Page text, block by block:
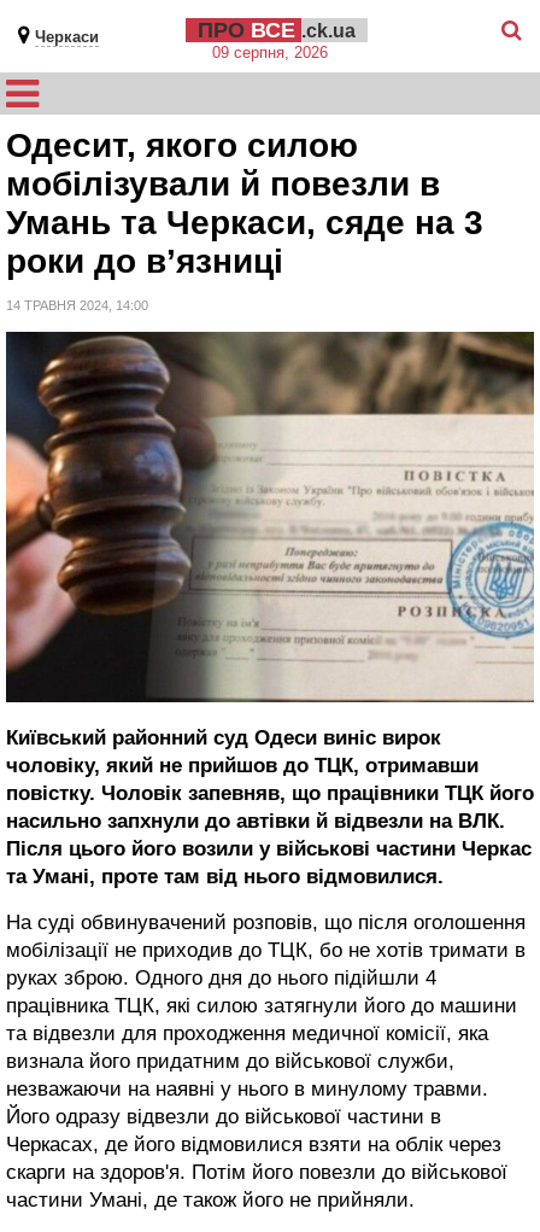
Черкаси ПРО ВСЕ .ck.ua
09 серпня, 2026
Одесит, якого силою
мобілізували й повезли в
Умань та Черкаси, сяде на 3
роки до в’язниці
14 ТРАВНЯ 2024, 14:00
Київський районний суд Одеси виніс вирок
чоловіку, який не прийшов до ТЦК, отримавши
повістку. Чоловік запевняв, що працівники ТЦК його
насильно запхнули до автівки й відвезли на ВЛК.
Після цього його возили у військові частини Черкас
та Умані, проте там від нього відмовилися.
На суді обвинувачений розповів, що після оголошення
мобілізації не приходив до ТЦК, бо не хотів тримати в
руках зброю. Одного дня до нього підійшли 4
працівника ТЦК, які силою затягнули його до машини
та відвезли для проходження медичної комісії, яка
визнала його придатним до військової служби,
незважаючи на наявні у нього в минулому травми.
Його одразу відвезли до військової частини в
Черкасах, де його відмовилися взяти на облік через
скарги на здоров'я. Потім його повезли до військової
частини Умані, де також його не прийняли.